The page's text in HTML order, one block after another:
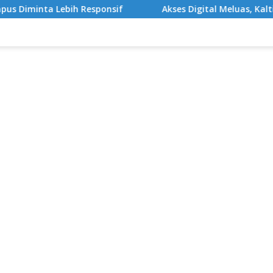
Akses Digital Meluas, Kaltim Targetkan Desa